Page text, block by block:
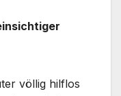
völlig hilflos